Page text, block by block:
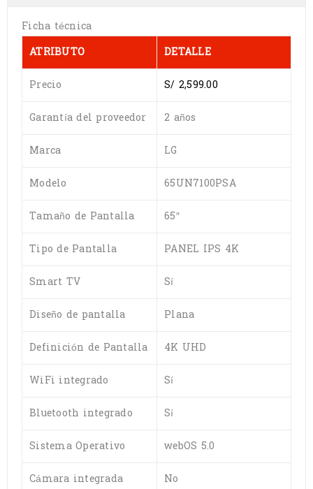
Ficha técnica
ATRIBUTO
DETALLE
Precio
S/ 2,599.00
Garantía del proveedor
2 años
Marca
LG
Modelo
65UN7100PSA
Tamaño de Pantalla
65″
Tipo de Pantalla
PANEL IPS 4K
Smart TV
Sí
Diseño de pantalla
Plana
Definición de Pantalla
4K UHD
WiFi integrado
Sí
Bluetooth integrado
Sí
Sistema Operativo
webOS 5.0
Cámara integrada
No